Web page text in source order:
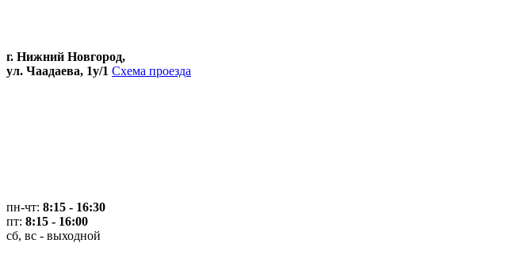
г. Нижний Новгород,
ул. Чаадаева, 1у/1 Схема проезда
пн-чт: 8:15 - 16:30
пт: 8:15 - 16:00
сб, вс - выходной